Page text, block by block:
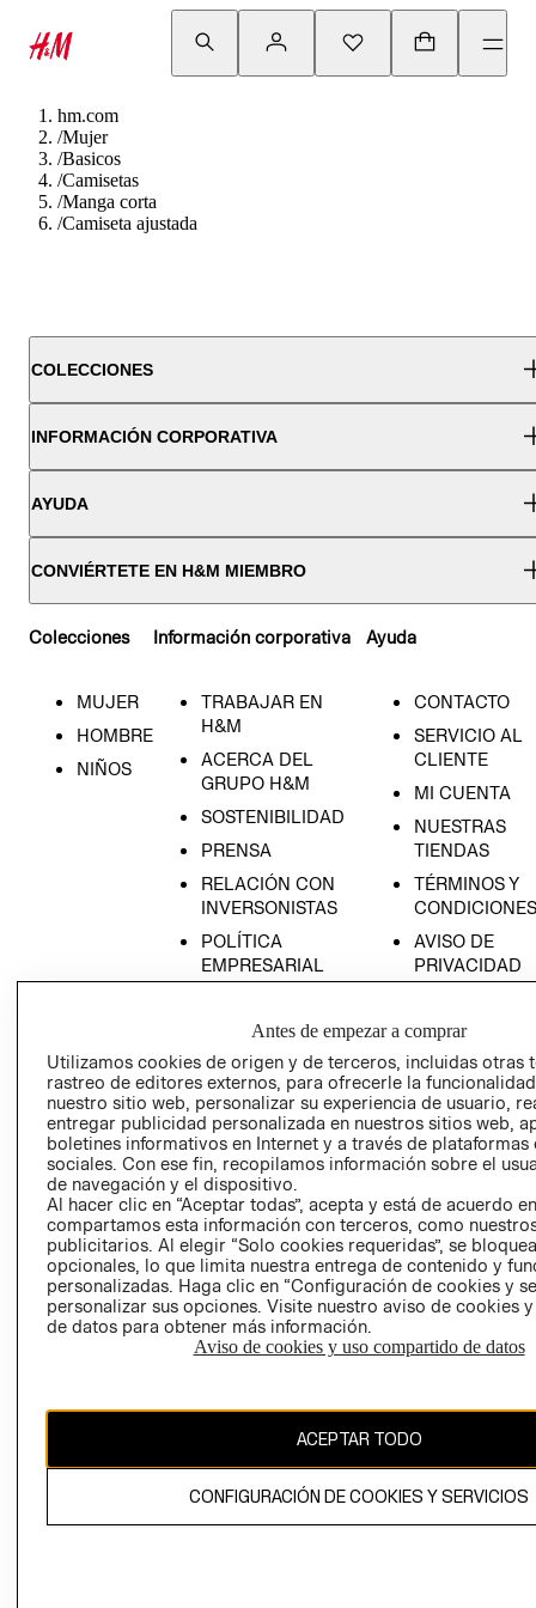
hm.com
/Mujer
/Basicos
/Camisetas
/Manga corta
/Camiseta ajustada
COLECCIONES
INFORMACIÓN CORPORATIVA
AYUDA
CONVIÉRTETE EN H&M MIEMBRO
Colecciones
MUJER
HOMBRE
NIÑOS
Información corporativa
TRABAJAR EN
H&M
ACERCA DEL
GRUPO H&M
SOSTENIBILIDAD
PRENSA
RELACIÓN CON
INVERSONISTAS
POLÍTICA
EMPRESARIAL
Ayuda
CONTACTO
SERVICIO AL
CLIENTE
MI CUENTA
NUESTRAS
TIENDAS
TÉRMINOS Y
CONDICIONES
AVISO DE
PRIVACIDAD
AVISO DE
COOKIES
LIBRO DE
Ecuador ($)
CAMBIAR REGIÓN
El contenido de esta página web está protegido por copyright y es
propiedad de H&M Hennes & Mauritz AB.
Antes de empezar a comprar
Utilizamos cookies de origen y de terceros, incluidas otras
rastreo de editores externos, para ofrecerle la
nuestro sitio web, personalizar su experiencia de usuario,
entregar publicidad personalizada en nuestros sitios web,
boletines informativos en Internet y a través de plataformas
sociales. Con ese fin, recopilamos información sobre el
de navegación y el dispositivo.
Al hacer clic en “Aceptar todas”, acepta y está de acuerdo
compartamos esta información con terceros, como
publicitarios. Al elegir “Solo cookies requeridas”, se
opcionales, lo que limita nuestra entrega de contenido y
personalizadas. Haga clic en “Configuración de cookies y
personalizar sus opciones. Visite nuestro aviso de cookies
de datos para obtener más información.
Aviso de cookies y uso compartido de datos
ACEPTAR TODO
CONFIGURACIÓN DE COOKIES Y SERVICIOS